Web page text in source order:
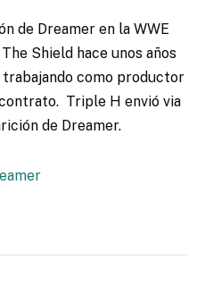
de Dreamer en la WWE
Shield hace unos años
como productor
Triple H envió via
de Dreamer.